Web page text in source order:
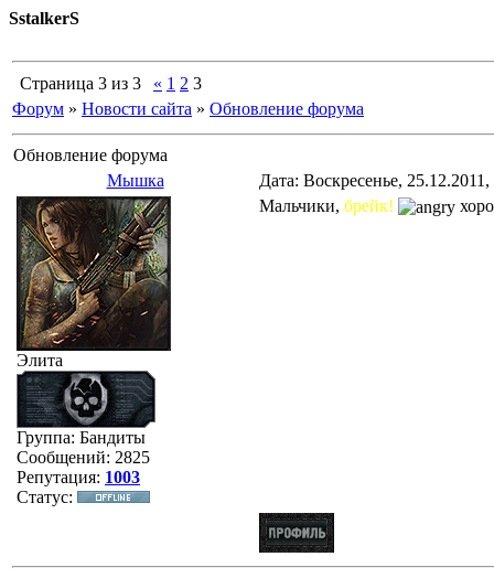
SstalkerS
Страница 3 из 3 « 1 2 3
Форум » Новости сайта » Обновление форума
Обновление форума
Мышка
Дата: Воскресенье,
Элита
Группа: Бандиты
Сообщений: 2825
Репутация: 1003
Статус:
Мальчики, брейк!